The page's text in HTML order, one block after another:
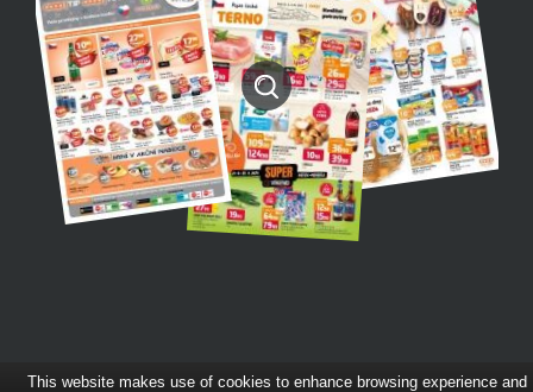
This website makes use of cookies to enhance browsing experience and